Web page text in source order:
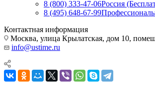
8 (800) 333-47-06Россия
8 (495) 648-67-99
Контактная информация
Москва, улица Крылатская, дом 10,
info@ustime.ru